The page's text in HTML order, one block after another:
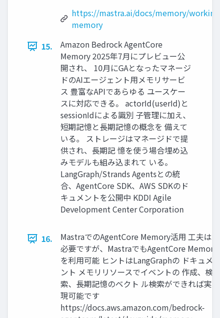
https://mastra.ai/docs/memory/
memory
15.
Amazon Bedrock AgentCore
Memory 2025年7月にプレビュー公
開され、 10月にGAとなったマネージ
ドのAIエージェント用メモリサービ
ス 豊富なAPIであらゆる ユースケー
スに対応できる。 actorId(userId)と
sessionIdによる識別 子管理に加え、
短期記憶と長期記憶の概念を 備えて
いる。 ストレージはマネージドで提
供され、長期記 憶を使う場合埋め込
みモデルも組み込まれて いる。
LangGraph/Strands Agentsとの統
合、AgentCore SDK、AWS SDKのド
キュメントを公開中 KDDI Agile
Development Center Corporation
16.
MastraでのAgentCore Memory活用 工夫は
必要ですが、MastraでもAgentCore Memory
を利用可能 ヒントはLangGraphの ドキュメ
ント メモリリソースでイベントの 作成、検
索、長期記憶のベクト ル検索ができれば実
現可能です
https://docs.aws.amazon.com/bedrock-